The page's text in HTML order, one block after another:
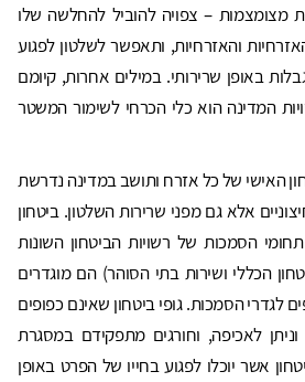
מצומצמות – צפויה להוביל להחלשה שלו
והאזרחיות, ותאפשר לשלטון לפגוע
באופן שרירותי. במילים אחרות, קיומם
המדינה הוא כלי הכרחי לשימור המשטר
האישי של כל אזרח ותושב במדינה נדרשת
אלא גם מפני שרירות השלטון. ביטחון
הסמכות של רשויות הביטחון השונות
הכללי ושירות בתי הסוהר) הם מוגדרים
לגדרי הסמכות. גופי ביטחון שאינם כפופים
לאכיפה, וחורגים מתפקידם במסגרת
אשר יוכלו לפגוע בחייו של הפרט באופן